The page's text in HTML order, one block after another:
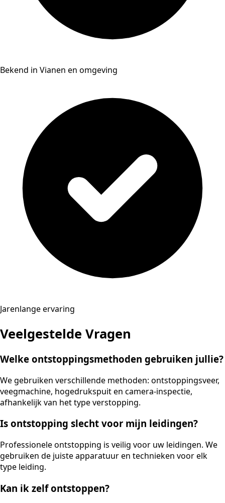
Bekend in Vianen en omgeving
Jarenlange ervaring
Veelgestelde Vragen
Welke ontstoppingsmethoden gebruiken jullie?
We gebruiken verschillende methoden: ontstoppingsveer,
veegmachine, hogedrukspuit en camera-inspectie,
afhankelijk van het type verstopping.
Is ontstopping slecht voor mijn leidingen?
Professionele ontstopping is veilig voor uw leidingen. We
gebruiken de juiste apparatuur en technieken voor elk
type leiding.
Kan ik zelf ontstoppen?